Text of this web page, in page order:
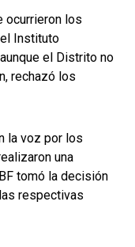
ocurrieron los
Instituto
el Distrito no
rechazó los
la voz por los
una
tomó la decisión
respectivas